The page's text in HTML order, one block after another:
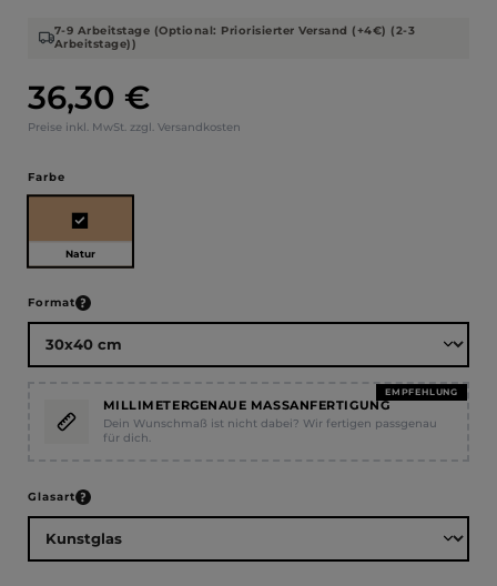
Regulärer Preis:
36,30 €
Preise inkl. MwSt. zzgl. Versandkosten
7-9 Arbeitstage (Optional: Priorisierter Versand (+4€) (2-3
Arbeitstage))
Farbeauswählen
Natur
Formatauswählen
EMPFEHLUNG
MILLIMETERGENAUE MASSANFERTIGUNG
Dein Wunschmaß ist nicht dabei? Wir fertigen passgenau
für dich.
Glasartauswählen